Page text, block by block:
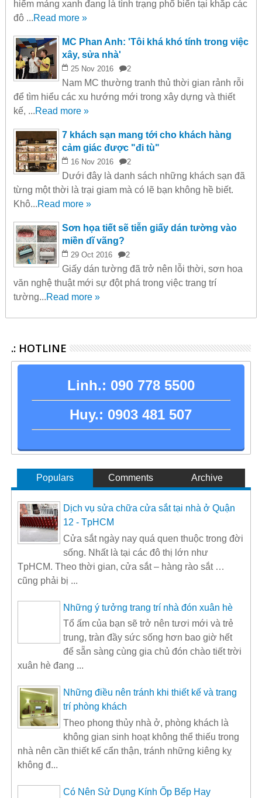
hiếm mảng xanh đang là tình trạng phổ biến tại khắp các
đô ...Read more »
MC Phan Anh: 'Tôi khá khó tính trong việc
xây, sửa nhà'
25 Nov 2016 2
Nam MC thường tranh thủ thời gian rảnh rỗi
để tìm hiểu các xu hướng mới trong xây dựng và thiết
kế, ...Read more »
7 khách sạn mang tới cho khách hàng
cảm giác được "đi tù"
16 Nov 2016 2
Dưới đây là danh sách những khách sạn đã
từng một thời là trại giam mà có lẽ bạn không hề biết.
Khô...Read more »
Sơn họa tiết sẽ tiễn giấy dán tường vào
miền dĩ vãng?
29 Oct 2016 2
Giấy dán tường đã trở nên lỗi thời, sơn hoa
văn nghệ thuật mới sự đột phá trong việc trang trí
tường...Read more »
.: HOTLINE
Linh.: 090 778 5500
Huy.: 0903 481 507
Populars Comments Archive
Dịch vụ sửa chữa cửa sắt tại nhà ở Quận
12 - TpHCM
Cửa sắt ngày nay quá quen thuộc trong đời
sống. Nhất là tại các đô thị lớn như
TpHCM. Theo thời gian, cửa sắt – hàng rào sắt …
cũng phải bị ...
Những ý tưởng trang trí nhà đón xuân hè
Tổ ấm của bạn sẽ trở nên tươi mới và trẻ
trung, tràn đầy sức sống hơn bao giờ hết
để sẵn sàng cùng gia chủ đón chào tiết trời
xuân hè đang ...
Những điều nên tránh khi thiết kế và trang
trí phòng khách
Theo phong thủy nhà ở, phòng khách là
không gian sinh hoạt không thể thiếu trong
nhà nên cần thiết kế cẩn thận, tránh những kiêng kỵ
không đ...
Có Nên Sử Dụng Kính Ốp Bếp Hay